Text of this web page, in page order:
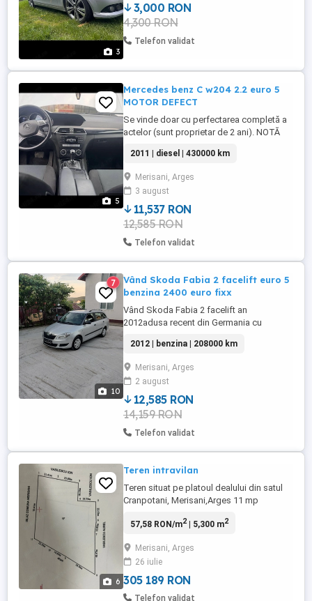
3
3,000 RON
4,300 RON
Telefon validat
5
Mercedes benz C w204 2.2 euro 5
MOTOR DEFECT
Se vinde doar cu perfectarea completă a
actelor (sunt proprietar de 2 ani). NOTĂ
nu mai pornește. Mașina se vinde
întreagă, ca proiect sau pentru piese.
Dotări și Specificații: Motorizare: Diesel,
170 CP Cutie de viteze: Automată 7G-
Tronic Confort & Siguranță: ...
2011 | diesel | 430000 km
Merisani, Arges
3 august
11,537 RON
12,585 RON
Telefon validat
10
7
Vând Skoda Fabia 2 facelift euro 5
benzina 2400 euro fixx
Vând Skoda Fabia 2 facelift an
2012adusa recent din Germania cu
Abs, Servo directie asistata electric,
Airbag, Închidere centralizată din
telecomanda cu două chei, Aer
condiționat, Computer bord , Mașina se
prezintă foarte bine nu bate nu troncane
motor și ...
2012 | benzina | 208000 km
Merisani, Arges
2 august
12,585 RON
14,159 RON
Telefon validat
6
Teren intravilan
Teren situat pe platoul dealului din satul
Cranpotani, Merisani,Arges 11 mp
57,58 RON/m2| 5,300 m2
Merisani, Arges
26 iulie
305 189 RON
Telefon validat